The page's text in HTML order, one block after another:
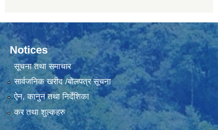
Notices
सूचना तथा समाचार
सार्वजनिक खरीद /बोलपत्र सूचना
ऐन, कानुन तथा निर्देशिका
कर तथा शुल्कहरु